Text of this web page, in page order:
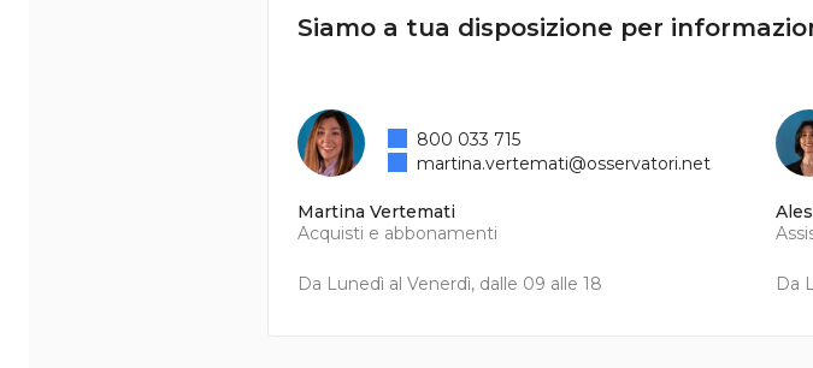
Siamo a tua disposizione per
Martina Vertemati
Acquisti e abbonamenti
Da Lunedì al Venerdì, dalle 09 alle 18
800 033 715
martina.vertemati@osservatori.net
Da